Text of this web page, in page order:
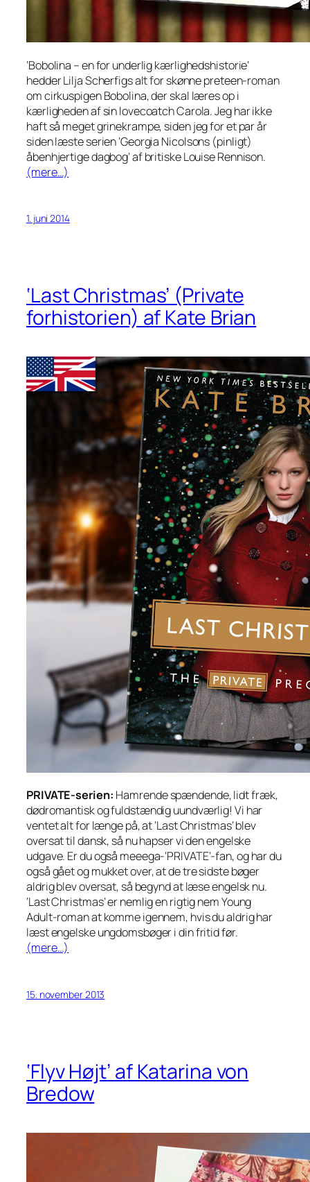
‘Bobolina – en for underlig kærlighedshistorie’
hedder Lilja Scherfigs alt for skønne preteen-roman
om cirkuspigen Bobolina, der skal læres op i
kærligheden af sin lovecoatch Carola. Jeg har ikke
haft så meget grinekrampe, siden jeg for et par år
siden læste serien ‘Georgia Nicolsons (pinligt)
åbenhjertige dagbog’ af britiske Louise Rennison.
(mere…)
1. juni 2014
‘Last Christmas’ (Private
forhistorien) af Kate Brian
PRIVATE-serien: Hamrende spændende, lidt fræk,
dødromantisk og fuldstændig uundværlig! Vi har
ventet alt for længe på, at ‘Last Christmas’ blev
oversat til dansk, så nu hapser vi den engelske
udgave. Er du også meeega-‘PRIVATE’-fan, og har du
også gået og mukket over, at de tre sidste bøger
aldrig blev oversat, så begynd at læse engelsk nu.
‘Last Christmas’ er nemlig en rigtig nem Young
Adult-roman at komme igennem, hvis du aldrig har
læst engelske ungdomsbøger i din fritid før.
(mere…)
15. november 2013
‘Flyv Højt’ af Katarina von
Bredow